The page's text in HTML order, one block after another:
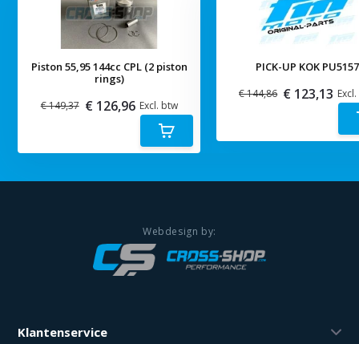
Piston 55,95 144cc CPL (2 piston
rings)
€ 149,37 € 126,96 Excl. btw
PICK-UP KOK PU5157
€ 144,86 € 123,13
Klantenservice